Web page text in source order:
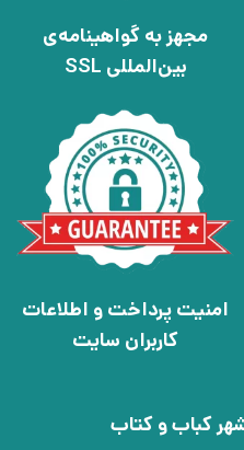
مجهز به گواهینامه‌ی
بین‌المللی SSL
امنیت پرداخت و اطلاعات
کاربران سایت
کباب و کتاب